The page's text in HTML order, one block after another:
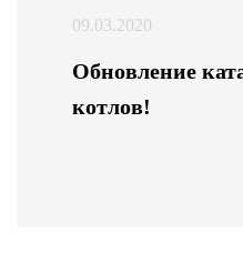
09.03.2020
Обновление
котлов!